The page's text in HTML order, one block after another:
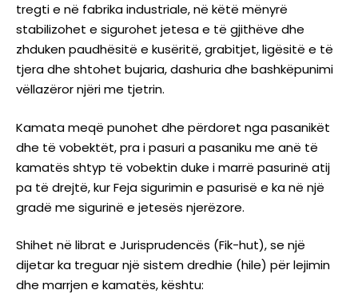
tregti e në fabrika industriale, në këtë mënyrë
stabilizohet e sigurohet jetesa e të gjithëve dhe
zhduken paudhësitë e kusëritë, grabitjet, ligësitë e të
tjera dhe shtohet bujaria, dashuria dhe bashkëpunimi
vëllazëror njëri me tjetrin.
Kamata meqë punohet dhe përdoret nga pasanikët
dhe të vobektët, pra i pasuri a pasaniku me anë të
kamatës shtyp të vobektin duke i marrë pasurinë atij
pa të drejtë, kur Feja sigurimin e pasurisë e ka në një
gradë me sigurinë e jetesës njerëzore.
Shihet në librat e Jurisprudencës (Fik-hut), se një
dijetar ka treguar një sistem dredhie (hile) për lejimin
dhe marrjen e kamatës, kështu: